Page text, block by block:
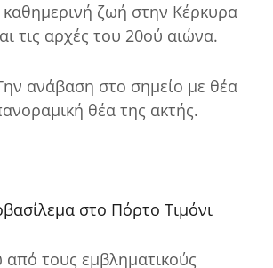
ζωή στην Κέρκυρα
τις αρχές του 20ού αιώνα.
ανάβαση στο σημείο με θέα
θέα της ακτής.
στο Πόρτο Τιμόνι
τους εμβληματικούς